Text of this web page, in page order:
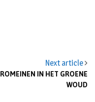
Next article
ROMEINEN IN HET GROENE
WOUD